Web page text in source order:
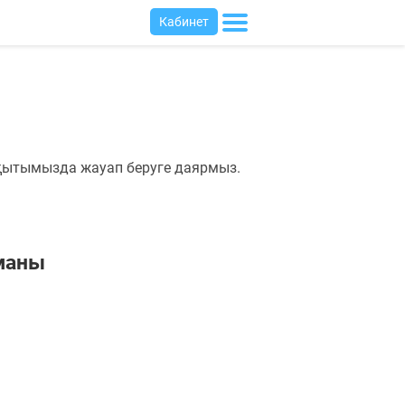
Кабинет
жауап беруге даярмыз.